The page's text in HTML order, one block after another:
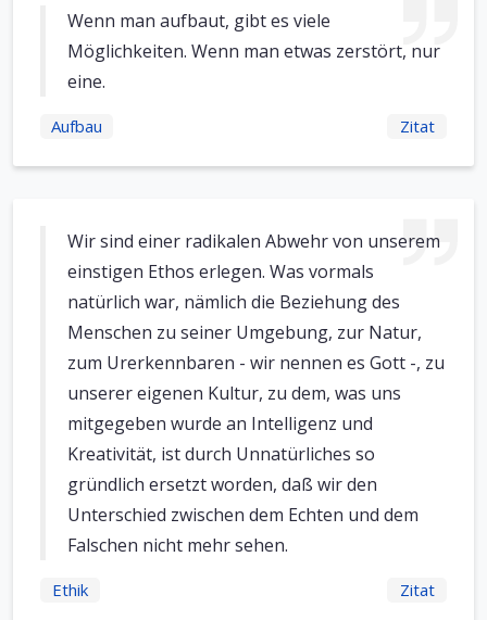
Wenn man aufbaut, gibt es viele
Möglichkeiten. Wenn man etwas zerstört, nur
eine.
Aufbau Zitat
Wir sind einer radikalen Abwehr von unserem
einstigen Ethos erlegen. Was vormals
natürlich war, nämlich die Beziehung des
Menschen zu seiner Umgebung, zur Natur,
zum Urerkennbaren - wir nennen es Gott -, zu
unserer eigenen Kultur, zu dem, was uns
mitgegeben wurde an Intelligenz und
Kreativität, ist durch Unnatürliches so
gründlich ersetzt worden, daß wir den
Unterschied zwischen dem Echten und dem
Falschen nicht mehr sehen.
Ethik Zitat